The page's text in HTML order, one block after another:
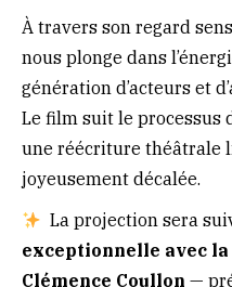
À travers son regard
nous plonge dans
génération d’acteurs et
Le film suit le processus
une réécriture théâtrale
joyeusement décalée.
La projection sera
exceptionnelle avec la
Clémence Coullon —